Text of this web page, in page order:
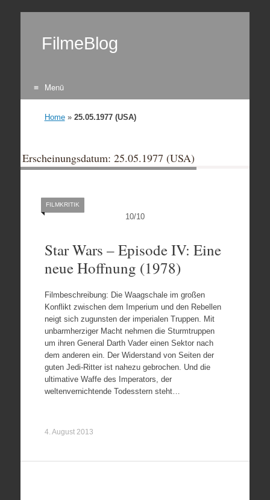
FilmeBlog
Menü
Home» 25.05.1977 (USA)
Erscheinungsdatum: 25.05.1977 (USA)
10/10
FILMKRITIK
Star Wars – Episode IV: Eine
neue Hoffnung (1978)
Filmbeschreibung: Die Waagschale im großen
Konflikt zwischen dem Imperium und den Rebellen
neigt sich zugunsten der imperialen Truppen. Mit
unbarmherziger Macht nehmen die Sturmtruppen
um ihren General Darth Vader einen Sektor nach
dem anderen ein. Der Widerstand von Seiten der
guten Jedi-Ritter ist nahezu gebrochen. Und die
ultimative Waffe des Imperators, der
weltenvernichtende Todesstern steht…
4. August 2013